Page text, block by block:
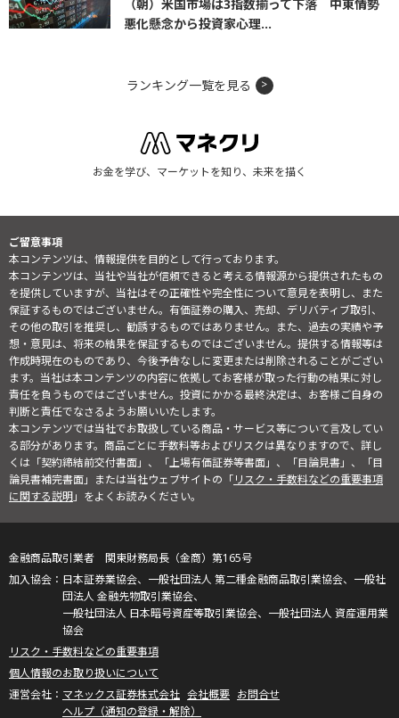
（朝）米国市場は3指数揃って下落 中東情勢
悪化懸念から投資家心理...
ランキング一覧を見る
お金を学び、マーケットを知り、未来を描く
ご留意事項
本コンテンツは、情報提供を目的として行っております。
本コンテンツは、当社や当社が信頼できると考える情報源から提供されたもの
を提供していますが、当社はその正確性や完全性について意見を表明し、また
保証するものではございません。有価証券の購入、売却、デリバティブ取引、
その他の取引を推奨し、勧誘するものではありません。また、過去の実績や予
想・意見は、将来の結果を保証するものではございません。提供する情報等は
作成時現在のものであり、今後予告なしに変更または削除されることがござい
ます。当社は本コンテンツの内容に依拠してお客様が取った行動の結果に対し
責任を負うものではございません。投資にかかる最終決定は、お客様ご自身の
判断と責任でなさるようお願いいたします。
本コンテンツでは当社でお取扱している商品・サービス等について言及してい
る部分があります。商品ごとに手数料等およびリスクは異なりますので、詳し
くは「契約締結前交付書面」、「上場有価証券等書面」、「目論見書」、「目
論見書補完書面」または当社ウェブサイトの「リスク・手数料などの重要事項
に関する説明」をよくお読みください。
金融商品取引業者 関東財務局長（金商）第165号
日本証券業協会、一般社団法人 第二種金融商品取引業協会、一般社
団法人 金融先物取引業協会、
一般社団法人 日本暗号資産等取引業協会、一般社団法人 資産運用業
協会
リスク・手数料などの重要事項
個人情報のお取り扱いについて
マネックス証券株式会社 会社概要 お問合せ
ヘルプ（通知の登録・解除）